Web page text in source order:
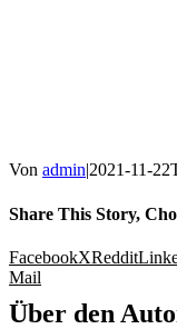
Von admin|2021-11-
Share This Story,
FacebookXReddit
Mail
Über den